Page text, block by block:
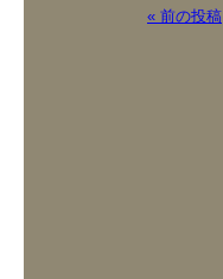
« 前の投稿